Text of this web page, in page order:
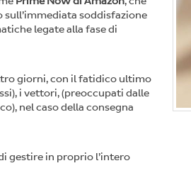
sull’immediata soddisfazione
legate alla fase di
giorni, con il fatidico ultimo
i vettori, (preoccupati dalle
nel caso della consegna
gestire in proprio l’intero